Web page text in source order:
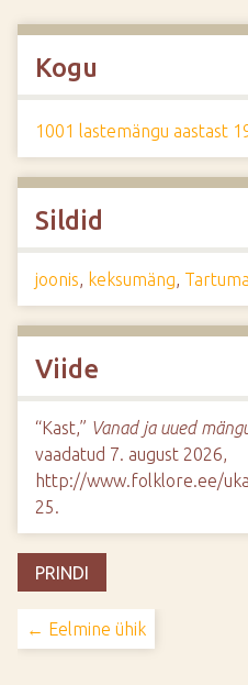
Kogu
1001 lastemängu aastast
Sildid
joonis, keksumäng,
Viide
“Kast,” Vanad ja uued
vaadatud 7. august 2026,
http://www.folklore.ee/
25.
PRINDI
← Eelmine ühik